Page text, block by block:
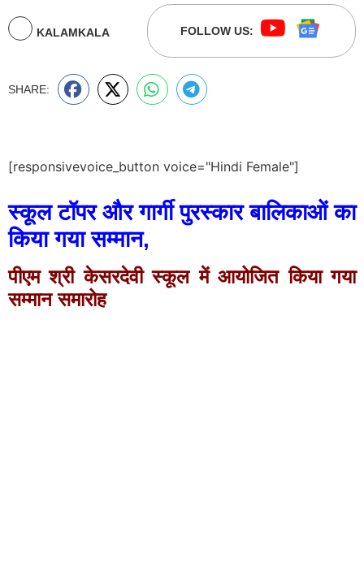
KALAMKALA FOLLOW US:
SHARE:
[responsivevoice_button voice="Hindi Female"]
स्कूल टॉपर और गार्गी पुरस्कार बालिकाओं का
किया गया सम्मान,
पीएम श्री केसरदेवी स्कूल में आयोजित किया गया
सम्मान समारोह